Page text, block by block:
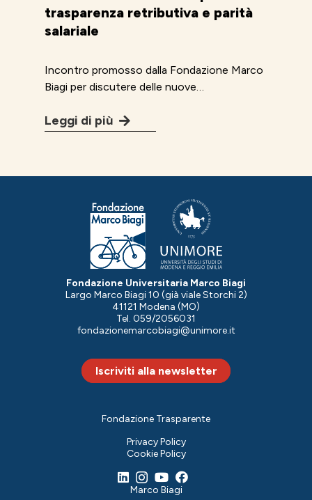
trasparenza retributiva e parità
salariale
Incontro promosso dalla Fondazione Marco
Biagi per discutere delle nuove…
Leggi di più
Fondazione Universitaria Marco Biagi
Largo Marco Biagi 10 (già viale Storchi 2)
41121 Modena (MO)
Tel. 059/2056031
fondazionemarcobiagi@unimore.it
Iscriviti alla newsletter
Marco Biagi
Fondazione Trasparente
Privacy Policy
Cookie Policy